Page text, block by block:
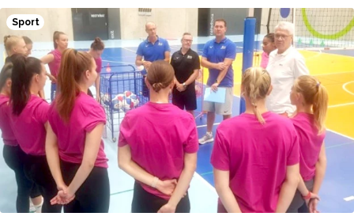
z norského HamKamu. Sigma to uvedla na svém webu,
o tom, na jak dlouho podepsal nov hráč smlouvu
neinformovala.
Sport